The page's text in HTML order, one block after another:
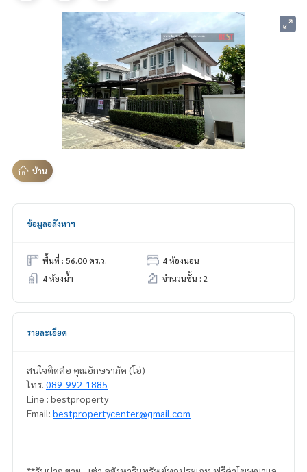
บ้าน
ข้อมูลอสังหาฯ
พื้นที่ : 56.00 ตร.ว.
4 ห้องนอน
4 ห้องน้ำ
จำนวนชั้น : 2
รายละเอียด
สนใจติดต่อ คุณอักษราภัค (โอ๋)
โทร. 089-992-1885
Line : bestproperty
Email: bestpropertycenter@gmail.com